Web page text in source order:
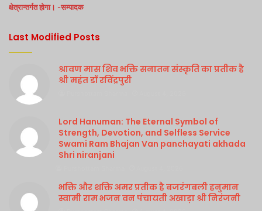
क्षेत्रान्तर्गत होगा। -सम्पादक
Last Modified Posts
श्रावण मास शिव भक्ति सनातन संस्कृति का प्रतीक है
श्री महंत डॉ रविंद्रपुरी
Lord Hanuman: The Eternal Symbol of
Strength, Devotion, and Selfless Service
Swami Ram Bhajan Van panchayati akhada
Shri niranjani
भक्ति और शक्ति अमर प्रतीक है बजरंगबली हनुमान
स्वामी राम भजन वन पंचायती अखाड़ा श्री निरंजनी